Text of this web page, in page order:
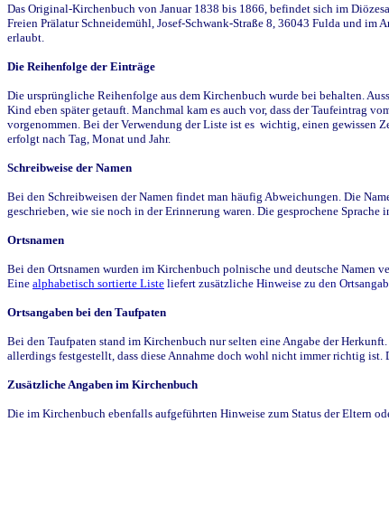
Das Original-Kirchenbuch von Januar 1838 bis 1866, befindet sich im
Freien Prälatur Schneidemühl, Josef-Schwank-Straße 8, 36043 Fulda und im
erlaubt.
Die Reihenfolge der Einträge
Die ursprüngliche Reihenfolge aus dem Kirchenbuch wurde bei behalten.
Kind eben später getauft. Manchmal kam es auch vor, dass der Taufeintrag
vorgenommen. Bei der Verwendung der Liste ist es wichtig, einen gewissen
erfolgt nach Tag, Monat und Jahr.
Schreibweise der Namen
Bei den Schreibweisen der Namen findet man häufig Abweichungen. Die
geschrieben, wie sie noch in der Erinnerung waren. Die gesprochene
Ortsnamen
Bei den Ortsnamen wurden im Kirchenbuch polnische und deutsche Namen
Eine alphabetisch sortierte Liste liefert zusätzliche Hinweise zu den
Ortsangaben bei den Taufpaten
Bei den Taufpaten stand im Kirchenbuch nur selten eine Angabe der
allerdings festgestellt, dass diese Annahme doch wohl nicht immer richtig ist.
Zusätzliche Angaben im Kirchenbuch
Die im Kirchenbuch ebenfalls aufgeführten Hinweise zum Status der Eltern